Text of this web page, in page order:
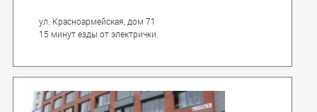
ул. Красноармейская, дом 71
15 минут езды от электрички.